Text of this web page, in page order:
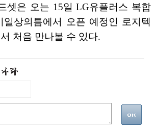
셋은 오는 15일 LG유플러스 복합
일상의틈에서 오픈 예정인 로지텍
처음 만나볼 수 있다.